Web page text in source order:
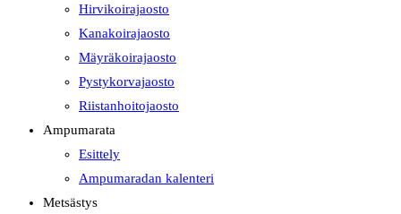
Hirvikoirajaosto
Kanakoirajaosto
Mäyräkoirajaosto
Pystykorvajaosto
Riistanhoitojaosto
Ampumarata
Esittely
Ampumaradan kalenteri
Metsästys